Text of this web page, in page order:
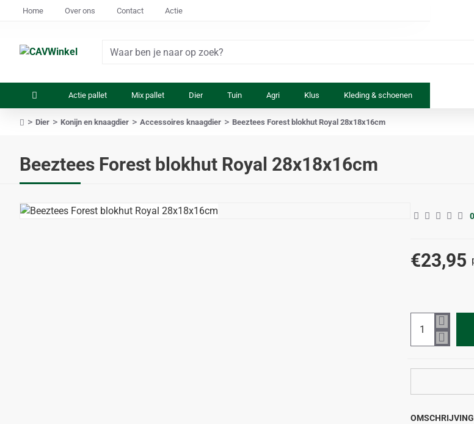
Home Over ons Contact Actie
Waar
Actie pallet Mix pallet Dier Tuin Agri Klus Kleding & schoenen
Beeztees Forest blokhut Royal 28x18x16cm
Dier Konijn en knaagdier Accessoires knaagdier Beeztees Forest blokhut Royal 28x18x16cm
€23,95
OMSCHRIJVING